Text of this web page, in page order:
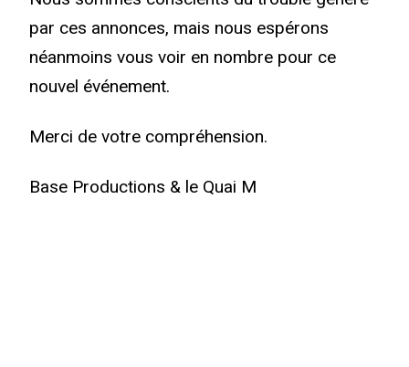
par ces annonces, mais nous espérons
néanmoins vous voir en nombre pour ce
nouvel événement.
Merci de votre compréhension.
Base Productions & le Quai M